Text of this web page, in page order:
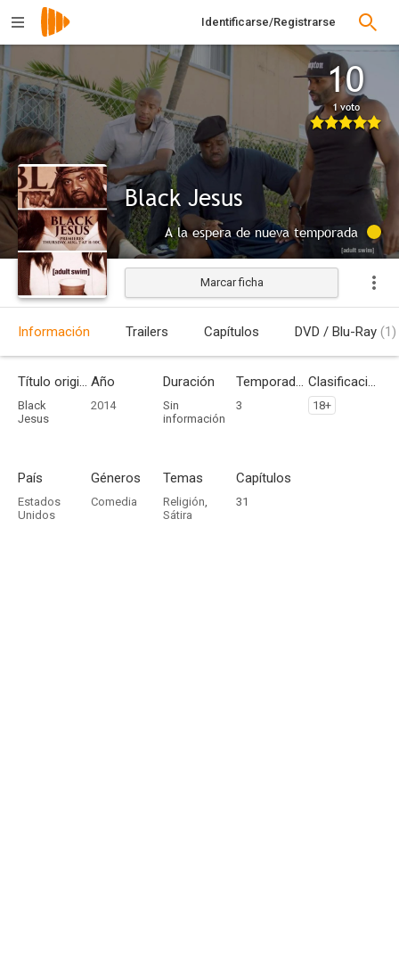
Identificarse/Registrarse
10
1 voto
Black Jesus
A la espera de nueva temporada
Marcar ficha
Información Trailers Capítulos DVD / Blu-Ray (1)
Título original
Black
Jesus
Año
2014
Duración
Sin
información
Temporadas
3
Clasificación por edades
18+
País
Estados
Unidos
Géneros
Comedia
Temas
Religión,
Sátira
Capítulos
31